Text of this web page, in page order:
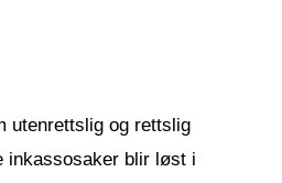
utenrettslig og rettslig
inkassosaker blir løst i